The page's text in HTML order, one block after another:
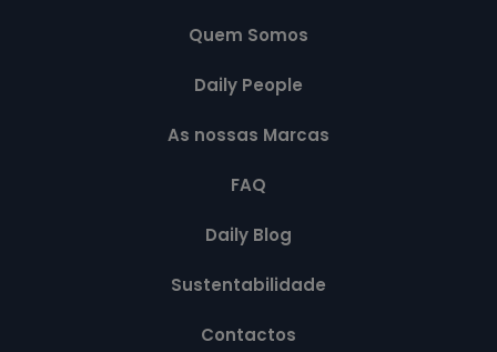
Quem Somos
Daily People
As nossas Marcas
FAQ
Daily Blog
Sustentabilidade
Contactos